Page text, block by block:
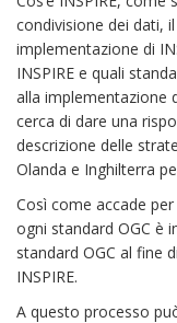
condivisione dei dati,
implementazione di
INSPIRE e quali
alla implementazione
cerca di dare una
descrizione delle
Olanda e Inghilterra
Così come accade
ogni standard OGC è
standard OGC al fine
INSPIRE.
A questo processo